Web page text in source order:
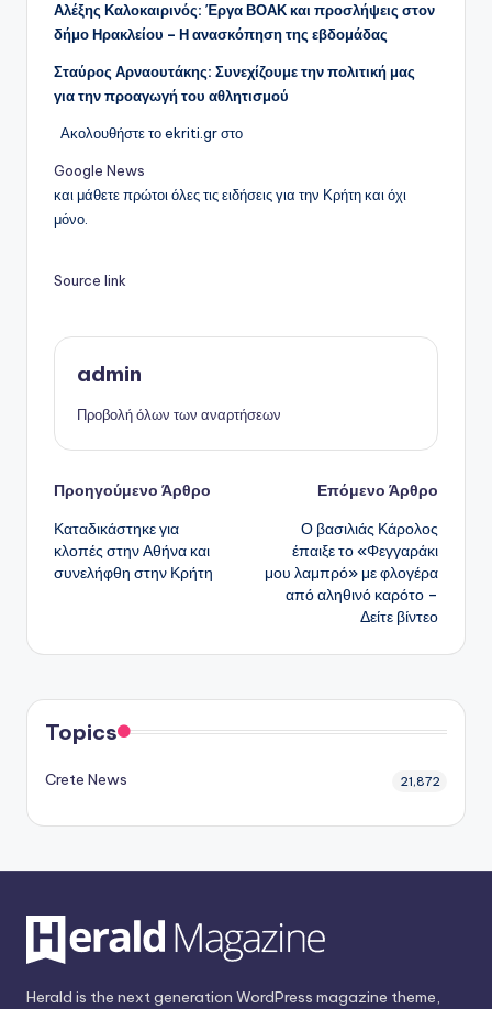
Αλέξης Καλοκαιρινός: Έργα ΒΟΑΚ και προσλήψεις στον
δήμο Ηρακλείου – Η ανασκόπηση της εβδομάδας
Σταύρος Αρναουτάκης: Συνεχίζουμε την πολιτική μας
για την προαγωγή του αθλητισμού
Ακολουθήστε το ekriti.gr στο
Google News
και μάθετε πρώτοι όλες τις ειδήσεις για την Κρήτη και όχι
μόνο.
Source link
admin
Προβολή όλων των αναρτήσεων
Πλοήγηση
δημοσιεύσεων
Προηγούμενο Άρθρο
Καταδικάστηκε για
κλοπές στην Αθήνα και
συνελήφθη στην Κρήτη
Επόμενο Άρθρο
Ο βασιλιάς Κάρολος
έπαιξε το «Φεγγαράκι
μου λαμπρό» με φλογέρα
από αληθινό καρότο –
Δείτε βίντεο
Topics
Crete News 21,872
Herald is the next generation WordPress magazine theme,